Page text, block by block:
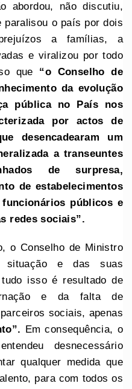
abordou, não discutiu,
paralisou o país por dois
a famílias, a
e viralizou por todo
que “o Conselho de
da evolução
pública no País nos
por actos de
desencadearam um
a transeuntes
de surpresa,
de estabelecimentos
públicos e
redes sociais”.
o Conselho de Ministro
situação e das suas
tudo isso é resultado de
e da falta de
sociais, apenas
Em consequência, o
desnecessário
qualquer medida que
para com todos os